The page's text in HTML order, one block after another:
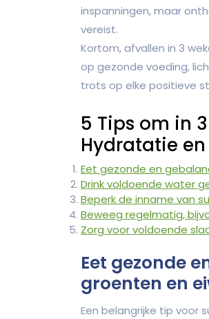
inspanningen, maar
vereist.
Kortom, afvallen in 3
op gezonde voeding,
trots op elke positieve
5 Tips om in
Hydratatie
Eet gezonde en
Drink voldoende water
Beperk de inname van
Beweeg regelmatig,
Zorg voor voldoende
Eet gezonde
groenten en
Een belangrijke tip voor